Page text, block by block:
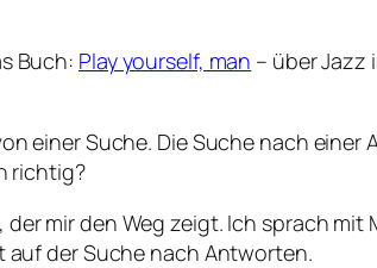
Buch: Play yourself, man – über Jazz
einer Suche. Die Suche nach
richtig?
mir den Weg zeigt. Ich sprach
der Suche nach Antworten.